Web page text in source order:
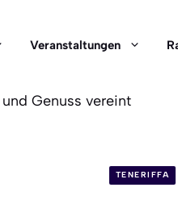
Veranstaltungen
Genuss vereint
TENERIFFA